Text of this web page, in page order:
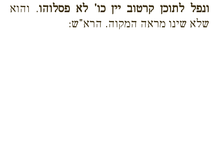
ונפל לתוכן קרטוב יין כו' לא פסלוהו. והוא
שלא שינו מראה המקוה. הרא"ש: